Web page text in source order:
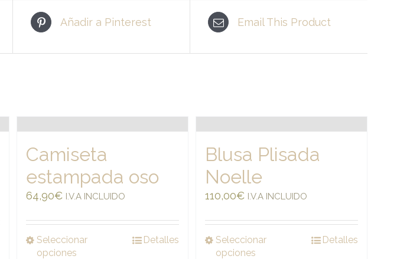
Añadir a Pinterest Email This Product
Camiseta
estampada oso
64,90€ I.V.A INCLUIDO
Seleccionar
opciones
Detalles
Blusa Plisada
Noelle
110,00€ I.V.A INCLUIDO
Seleccionar
opciones
Detalles